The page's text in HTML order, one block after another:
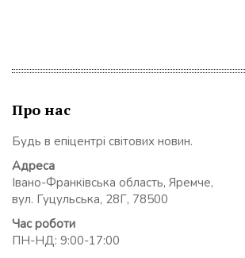
Про нас
Будь в епіцентрі світових новин.
Адреса
Івано-Франківська область, Яремче,
вул. Гуцульська, 28Г, 78500
Час роботи
ПН-НД: 9:00-17:00